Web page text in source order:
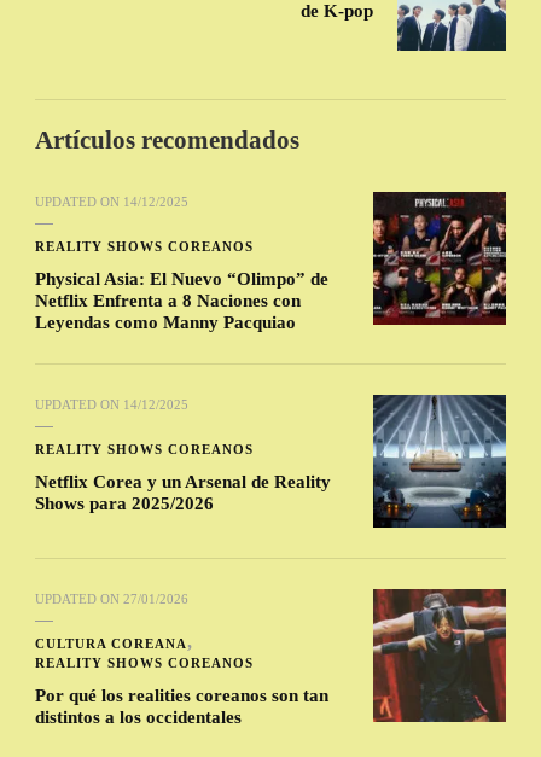
de K-pop
Artículos recomendados
UPDATED ON 14/12/2025
REALITY SHOWS COREANOS
Physical Asia: El Nuevo “Olimpo” de
Netflix Enfrenta a 8 Naciones con
Leyendas como Manny Pacquiao
UPDATED ON 14/12/2025
REALITY SHOWS COREANOS
Netflix Corea y un Arsenal de Reality
Shows para 2025/2026
UPDATED ON 27/01/2026
CULTURA COREANA
REALITY SHOWS COREANOS
Por qué los realities coreanos son tan
distintos a los occidentales